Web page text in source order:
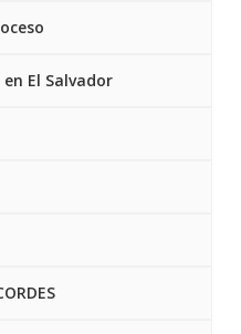
El Salvador